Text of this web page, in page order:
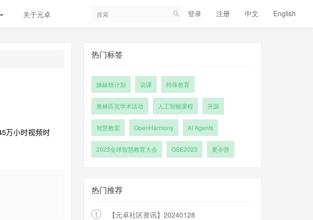
关于元卓 登录 注册 中文 English
万小时视频时
热门标签
姊妹校计划 说课 特殊教育
奥林匹克学术活动 人工智能课程 开源
智慧教室 OpenHarmony AI Agents
2023全球智慧教育大会 GSE2023 夏令营
热门推荐
1 【元卓社区资讯】20240128